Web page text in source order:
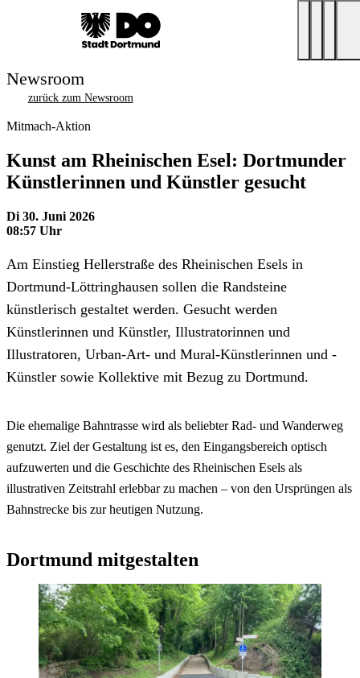
Newsroom
zurück zum Newsroom
Mitmach-Aktion
Kunst am Rheinischen Esel: Dortmunder
Künstlerinnen und Künstler gesucht
Di 30. Juni 2026
08:57 Uhr
Am Einstieg Hellerstraße des Rheinischen Esels in
Dortmund-Löttringhausen sollen die Randsteine
künstlerisch gestaltet werden. Gesucht werden
Künstlerinnen und Künstler, Illustratorinnen und
Illustratoren, Urban-Art- und Mural-Künstlerinnen und -
Künstler sowie Kollektive mit Bezug zu Dortmund.
Die ehemalige Bahntrasse wird als beliebter Rad- und Wanderweg
genutzt. Ziel der Gestaltung ist es, den Eingangsbereich optisch
aufzuwerten und die Geschichte des Rheinischen Esels als
illustrativen Zeitstrahl erlebbar zu machen – von den Ursprüngen als
Bahnstrecke bis zur heutigen Nutzung.
Dortmund mitgestalten